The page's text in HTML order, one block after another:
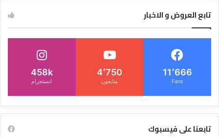
تابع العروض و الاخبار
11٬666
Fans
4٬750
متابعون
458k
انستجرام
تابعنا على فيسبوك